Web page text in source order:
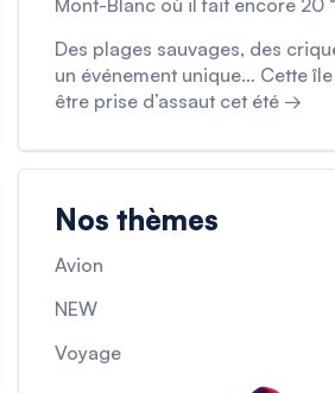
Mont-Blanc où il fait encore 20
Des plages sauvages, des
un événement unique… Cette
être prise d’assaut cet été →
Nos thèmes
Avion
NEW
Voyage